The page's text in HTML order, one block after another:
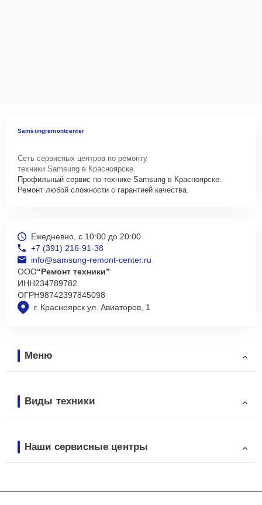
Samsungremontcenter
Сеть сервисных центров по ремонту
техники Samsung в Красноярске.
Профильный сервис по технике Samsung в Красноярске.
Ремонт любой сложности с гарантией качества.
г. Красноярск ул. Авиаторов, 1
Ежедневно, с 10:00 до 20:00
+7 (391) 216-91-38
info@samsung-remont-center.ru
ООО“Ремонт техники”
ИНН234789782
ОГРН98742397845098
Меню
Виды техники
Наши сервисные центры